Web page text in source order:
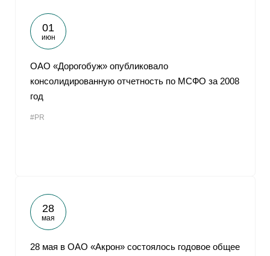
01
июн
ОАО «Дорогобуж» опубликовало
консолидированную отчетность по МСФО за 2008
год
#PR
28
мая
28 мая в ОАО «Акрон» состоялось годовое общее